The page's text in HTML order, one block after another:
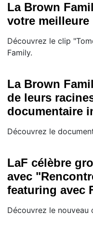
La Brown
votre
Découvrez le clip
Family.
La Brown
de leurs
documentaire
Découvrez le
LaF célèbre
avec
featuring avec
Découvrez le nouveau